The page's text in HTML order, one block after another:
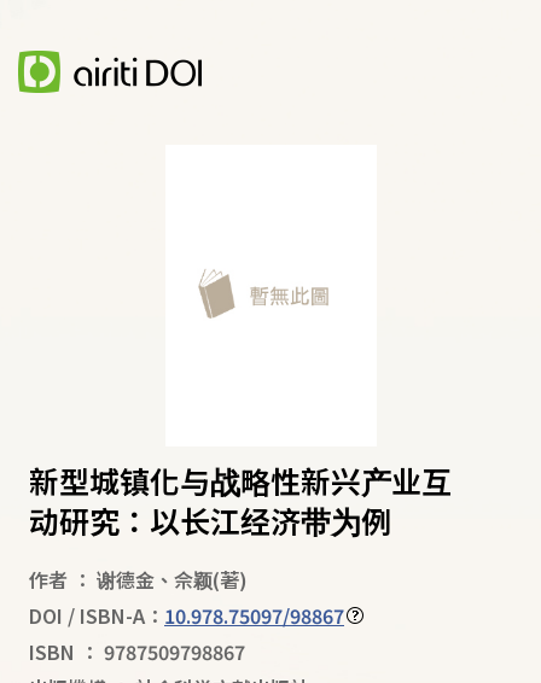
新型城镇化与战略性新兴产业互
动研究：以长江经济带为例
作者 ： 谢德金 、 佘颖(著)
DOI / ISBN-A： 10.978.75097/98867
ISBN ： 9787509798867